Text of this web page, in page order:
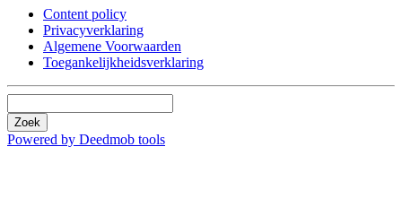
Content policy
Privacyverklaring
Algemene Voorwaarden
Toegankelijkheidsverklaring
Zoek
Powered by Deedmob tools